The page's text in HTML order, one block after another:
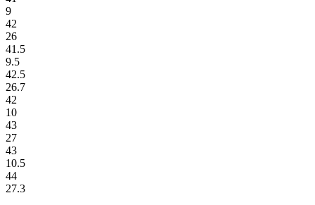
9
42
26
41.5
9.5
42.5
26.7
42
10
43
27
43
10.5
44
27.3